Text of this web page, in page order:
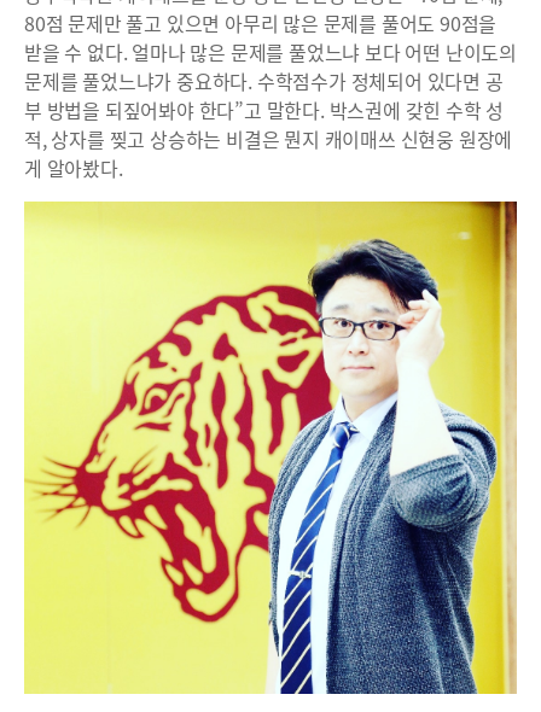
80점 문제만 풀고 있으면 아무리 많은 문제를 풀어도 90점을
받을 수 없다. 얼마나 많은 문제를 풀었느냐 보다 어떤 난이도의
문제를 풀었느냐가 중요하다. 수학점수가 정체되어 있다면 공
부 방법을 되짚어봐야 한다”고 말한다. 박스권에 갖힌 수학 성
적, 상자를 찢고 상승하는 비결은 뭔지 캐이매쓰 신현웅 원장에
게 알아봤다.